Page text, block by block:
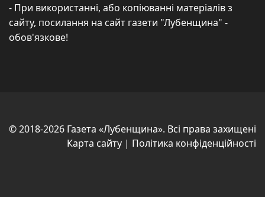
- При використанні, або копіюванні матеріалів з
сайту, посилання на сайт газети "Лубенщина" -
обов'язкове!
© 2018-2026 Газета «Лубенщина». Всі права захищені
Карта сайту | Політика конфіденційності